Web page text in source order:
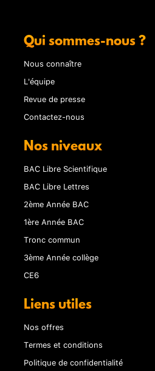
Qui sommes-nous ?
Nous connaître
L'équipe
Revue de presse
Contactez-nous
Nos niveaux
BAC Libre Scientifique
BAC Libre Lettres
2ème Année BAC
1ère Année BAC
Tronc commun
3ème Année collège
CE6
Liens utiles
Nos offres
Termes et conditions
Politique de confidentialité